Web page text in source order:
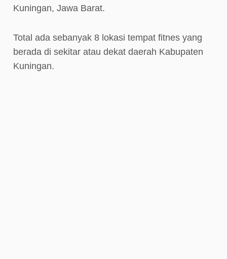
Kuningan, Jawa Barat.
Total ada sebanyak 8 lokasi tempat fitnes yang
berada di sekitar atau dekat daerah Kabupaten
Kuningan.